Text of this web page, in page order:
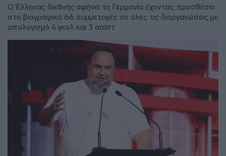
Ο Έλληνας διεθνής αφήνει τη Γερμανία έχοντας προσθέσει
στο βιογραφικό 66 συμμετοχές σε όλες τις διοργανώσεις με
απολογισμό 4 γκολ και 3 ασίστ